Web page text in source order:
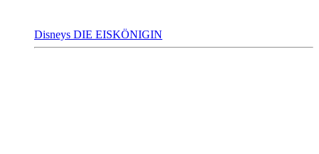
Disneys DIE EISKÖNIGIN